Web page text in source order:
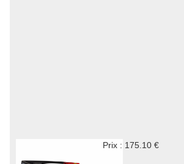
Prix : 175.10 €